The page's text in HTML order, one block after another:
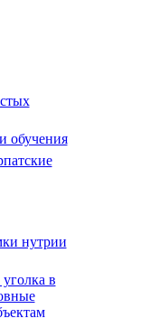
обучения
нутрии
в